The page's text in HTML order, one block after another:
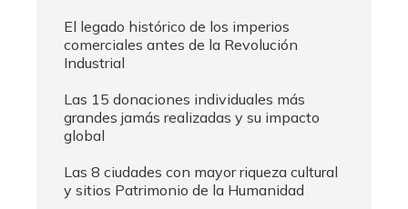
El legado histórico de los imperios
comerciales antes de la Revolución
Industrial
Las 15 donaciones individuales más
grandes jamás realizadas y su impacto
global
Las 8 ciudades con mayor riqueza cultural
y sitios Patrimonio de la Humanidad